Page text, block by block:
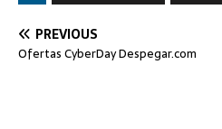
PREVIOUS
Ofertas CyberDay Despegar.com